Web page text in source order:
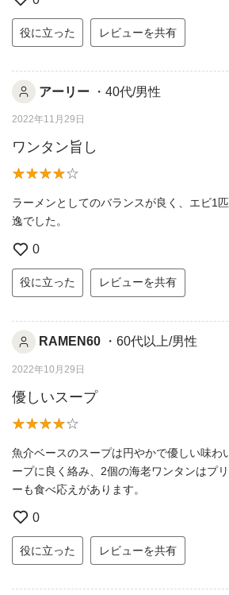
役に立った レビューを共有
アーリー ・40代/男性
2022年11月29日
ワンタン旨し
ラーメンとしてのバランスが良く、エビ1
逸でした。
0
役に立った レビューを共有
RAMEN60 ・60代以上/男性
2022年10月29日
優しいスープ
魚介ベースのスープは円やかで優しい味わ
ープに良く絡み、2個の海老ワンタンはプ
ーも食べ応えがあります。
0
役に立った レビューを共有